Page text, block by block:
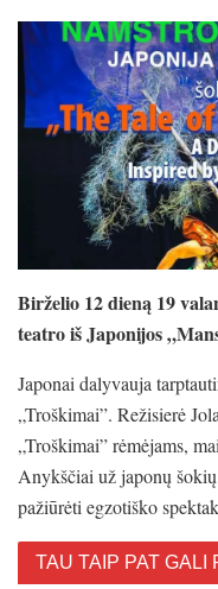
Birželio 12 dieną 19
teatro iš Japonijos
Japonai dalyvauja
„Troškimai”. Režisierė
„Troškimai” rėmėjams,
Anykščiai už japonų
pažiūrėti egzotiško
TAU TAIP PAT GALI